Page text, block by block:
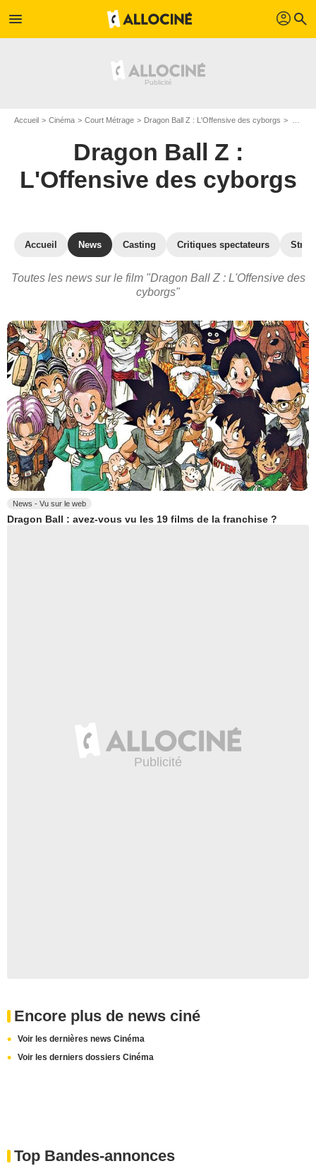
menu profil search
Accueil Cinéma Court Métrage Dragon Ball Z : L'Offensive des cyborgs
Dragon Ball Z :
L'Offensive des cyborgs
Accueil News Casting Critiques spectateurs
Toutes les news sur le film "Dragon Ball Z : L'Offensive des
cyborgs"
News - Vu sur le web
Dragon Ball : avez-vous vu les 19 films de la franchise ?
Encore plus de news ciné
Voir les dernières news Cinéma
Voir les derniers dossiers Cinéma
Top Bandes-annonces